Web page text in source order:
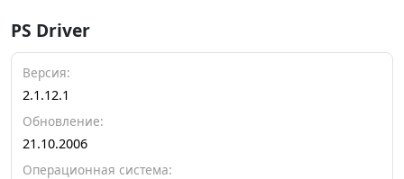
PS Driver
Версия:
2.1.12.1
Обновление:
21.10.2006
Операционная система: